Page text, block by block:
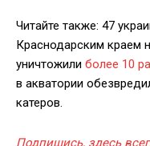
Читайте также: 47
Краснодарским краем
уничтожили более 10
в акватории
катеров.
Подпишись, здесь